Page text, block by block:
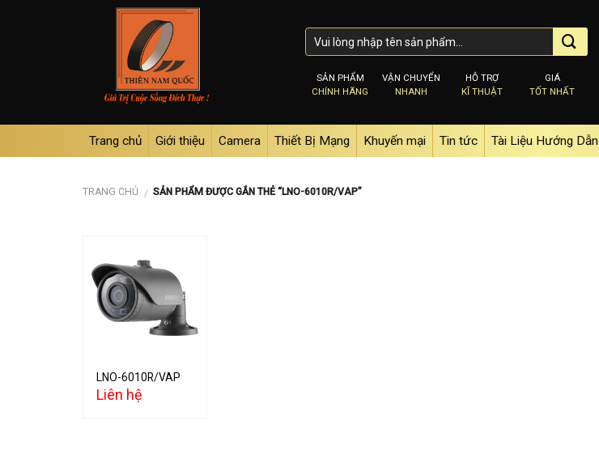
SẢN PHẨM
CHÍNH HÃNG
VẬN CHUYỂN
NHANH
HỖ TRỢ
KĨ THUẬT
GIÁ
TỐT NHẤT
Trang chủ Giới thiệu Camera Thiết Bị Mạng Khuyến mại Tin tức Tài Liệu Hướng Dẫn
TRANG CHỦ / SẢN PHẨM ĐƯỢC GẮN THẺ “LNO-6010R/VAP”
Add to
wishlist
LNO-6010R/VAP
Liên hệ